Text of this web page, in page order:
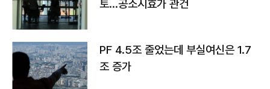
토…공소시효가 관건
PF 4.5조 줄었는데 부실여신은 1.7
조 증가